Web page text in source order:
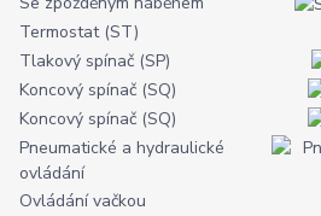
Termostat (ST)
Tlakový spínač (SP)
Koncový spínač (SQ)
Koncový spínač (SQ)
Pneumatické a hydraulické
ovládání
Ovládání vačkou